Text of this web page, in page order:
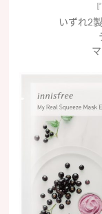
いずれ2